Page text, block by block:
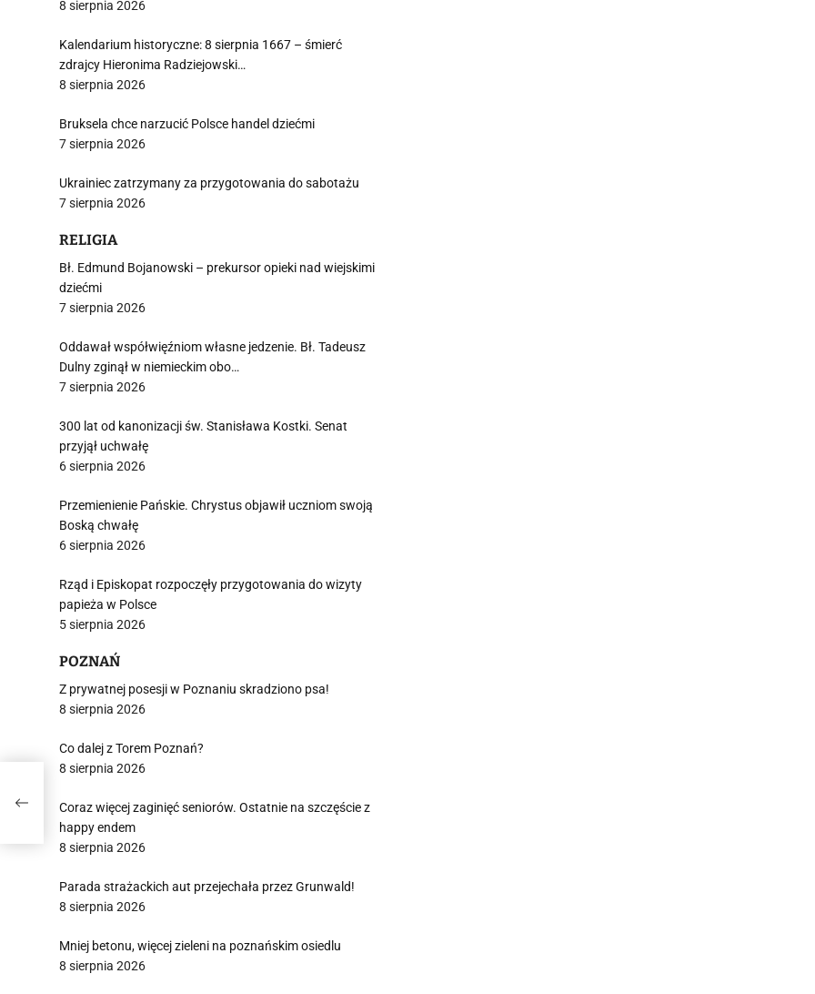
8 sierpnia 2026
Kalendarium historyczne: 8 sierpnia 1667 – śmierć
zdrajcy Hieronima Radziejowski…
8 sierpnia 2026
Bruksela chce narzucić Polsce handel dziećmi
7 sierpnia 2026
Ukrainiec zatrzymany za przygotowania do sabotażu
7 sierpnia 2026
RELIGIA
Bł. Edmund Bojanowski – prekursor opieki nad wiejskimi
dziećmi
7 sierpnia 2026
Oddawał współwięźniom własne jedzenie. Bł. Tadeusz
Dulny zginął w niemieckim obo…
7 sierpnia 2026
300 lat od kanonizacji św. Stanisława Kostki. Senat
przyjął uchwałę
6 sierpnia 2026
Przemienienie Pańskie. Chrystus objawił uczniom swoją
Boską chwałę
6 sierpnia 2026
Rząd i Episkopat rozpoczęły przygotowania do wizyty
papieża w Polsce
5 sierpnia 2026
POZNAŃ
Z prywatnej posesji w Poznaniu skradziono psa!
8 sierpnia 2026
Co dalej z Torem Poznań?
8 sierpnia 2026
Coraz więcej zaginięć seniorów. Ostatnie na szczęście z
happy endem
8 sierpnia 2026
Parada strażackich aut przejechała przez Grunwald!
8 sierpnia 2026
Mniej betonu, więcej zieleni na poznańskim osiedlu
8 sierpnia 2026